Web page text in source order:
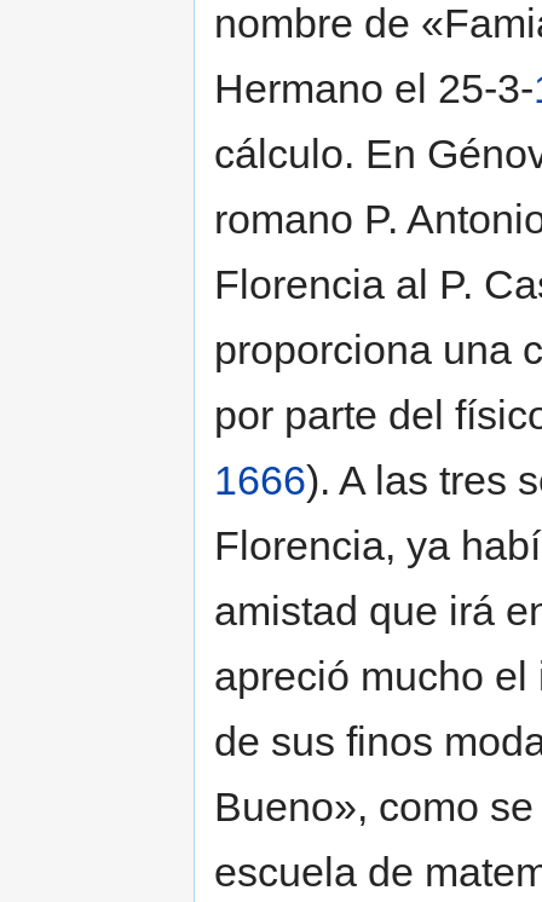
nombre de
Hermano el 25-3-
cálculo. En
romano P.
Florencia al P.
proporciona una
por parte del
1666). A las tres
Florencia, ya
amistad que irá
apreció mucho
de sus finos
Bueno», como
escuela de